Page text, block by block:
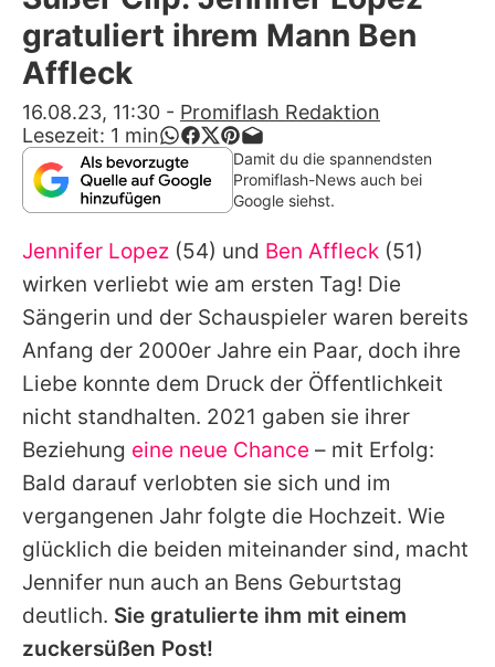
Alle Themen auf Promiflash
App runterladen
Team
Redaktionelle Richtlinien
Impressum
Datenschutzerklärung
Nutzungsbedingungen
Utiq verwalten
gratuliert ihrem Mann Ben
Affleck
16.08.23, 11:30 - Promiflash Redaktion
Lesezeit: 1 min
Damit du die spannendsten
Promiflash-News auch bei
Google siehst.
Jennifer Lopez (54) und Ben Affleck (51)
wirken verliebt wie am ersten Tag! Die
Sängerin und der Schauspieler waren bereits
Anfang der 2000er Jahre ein Paar, doch ihre
Liebe konnte dem Druck der Öffentlichkeit
nicht standhalten. 2021 gaben sie ihrer
Beziehung eine neue Chance – mit Erfolg:
Bald darauf verlobten sie sich und im
vergangenen Jahr folgte die Hochzeit. Wie
glücklich die beiden miteinander sind, macht
Jennifer nun auch an Bens Geburtstag
deutlich. Sie gratulierte ihm mit einem
zuckersüßen Post!